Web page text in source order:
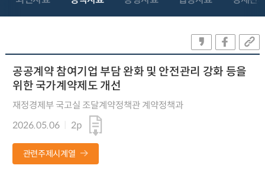
공공계약 참여기업 부담 완화 및 안전관리 강화 등을
위한 국가계약제도 개선
재정경제부 국고실 조달계약정책관 계약정책과
2026.05.06
2p
관련주제시계열